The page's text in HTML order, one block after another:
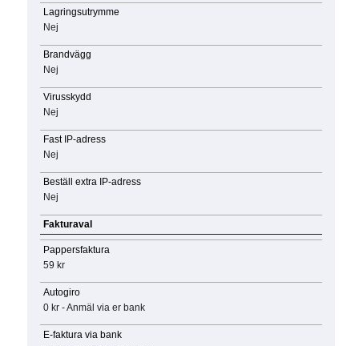
Lagringsutrymme
Nej
Brandvägg
Nej
Virusskydd
Nej
Fast IP-adress
Nej
Beställ extra IP-adress
Nej
Fakturaval
Pappersfaktura
59 kr
Autogiro
0 kr - Anmäl via er bank
E-faktura via bank